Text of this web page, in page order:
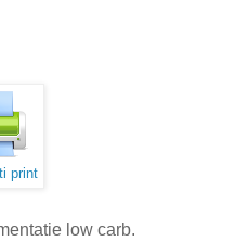
print
low carb.